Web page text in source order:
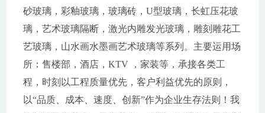
砂玻璃，彩釉玻璃，玻璃砖，U型玻璃，长虹压花玻
璃，艺术玻璃隔断，激光内雕发光玻璃，雕刻雕花工
艺玻璃，山水画水墨画艺术玻璃等系列。主要运用场
所：售楼部，酒店，KTV ，家装等，承接各类工
程，时刻以工程质量优先，客户利益优先的原则，
以“品质、成本、速度、创新”作为企业生存法则！我